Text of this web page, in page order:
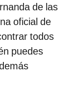
de las
oficial de
todos
puedes